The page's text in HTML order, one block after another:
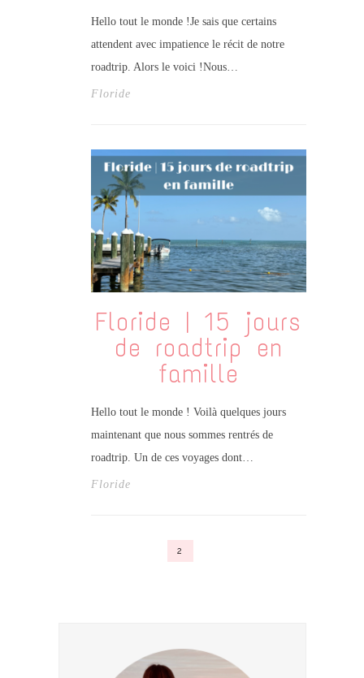
Hello tout le monde !Je sais que certains
attendent avec impatience le récit de notre
roadtrip. Alors le voici !Nous…
Floride
Floride | 15 jours
de roadtrip en
famille
Hello tout le monde ! Voilà quelques jours
maintenant que nous sommes rentrés de
roadtrip. Un de ces voyages dont…
Floride
2